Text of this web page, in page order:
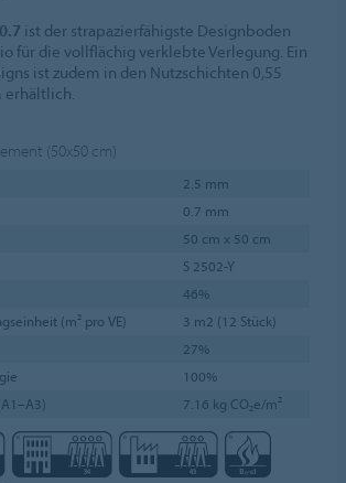
ist der strapazierfähigste Designboden
für die vollflächig verklebte Verlegung. Ein
ist zudem in den Nutzschichten 0,55
erhältlich.
(50x50 cm)
2.5 mm
0.7 mm
50 cm x 50 cm
S 2502-Y
46%
(m² pro VE)
3 m2 (12 Stück)
27%
100%
7.16 kg CO₂e/m²